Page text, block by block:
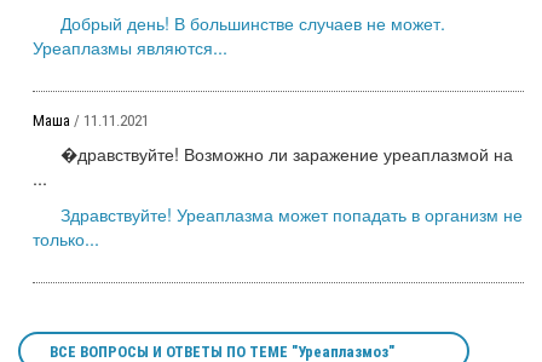
Добрый день! В большинстве случаев не может.
Уреаплазмы являются...
Маша / 11.11.2021
�дравствуйте! Возможно ли заражение уреаплазмой на
...
Здравствуйте! Уреаплазма может попадать в организм не
только...
ВСЕ ВОПРОСЫ И ОТВЕТЫ ПО ТЕМЕ "Уреаплазмоз"